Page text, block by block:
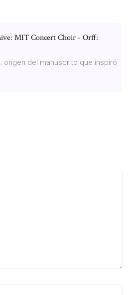
MIT Concert Choir - Orff:
: origen del manuscrito que inspiró